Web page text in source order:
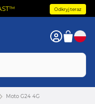
Odkryj teraz
Moto G24 4G